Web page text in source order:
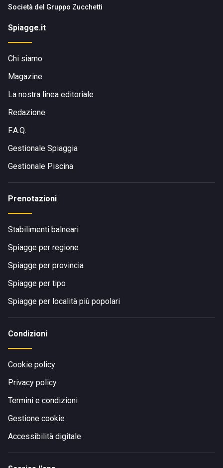
Società del Gruppo Zucchetti
Spiagge.it
Chi siamo
Magazine
La nostra linea editoriale
Redazione
F.A.Q.
Gestionale Spiaggia
Gestionale Piscina
Prenotazioni
Stabilimenti balneari
Spiagge per regione
Spiagge per provincia
Spiagge per tipo
Spiagge per località più popolari
Condizioni
Cookie policy
Privacy policy
Termini e condizioni
Gestione cookie
Accessibilità digitale